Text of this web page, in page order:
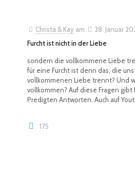
Christa & Kay am
28. Januar
Furcht ist nicht in der Liebe
sondern die vollkommene Liebe
für eine Furcht ist denn das, die
vollkommenen Liebe trennt? Und
vollkommen? Auf diese Fragen
Predigten Antworten. Auch auf
175